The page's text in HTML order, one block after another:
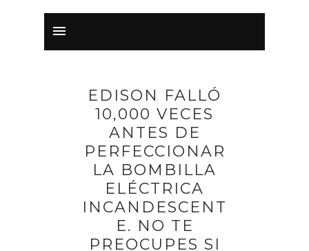
EDISON FALLÓ
10,000 VECES
ANTES DE
PERFECCIONAR
LA BOMBILLA
ELÉCTRICA
INCANDESCENT
E. NO TE
PREOCUPES SI